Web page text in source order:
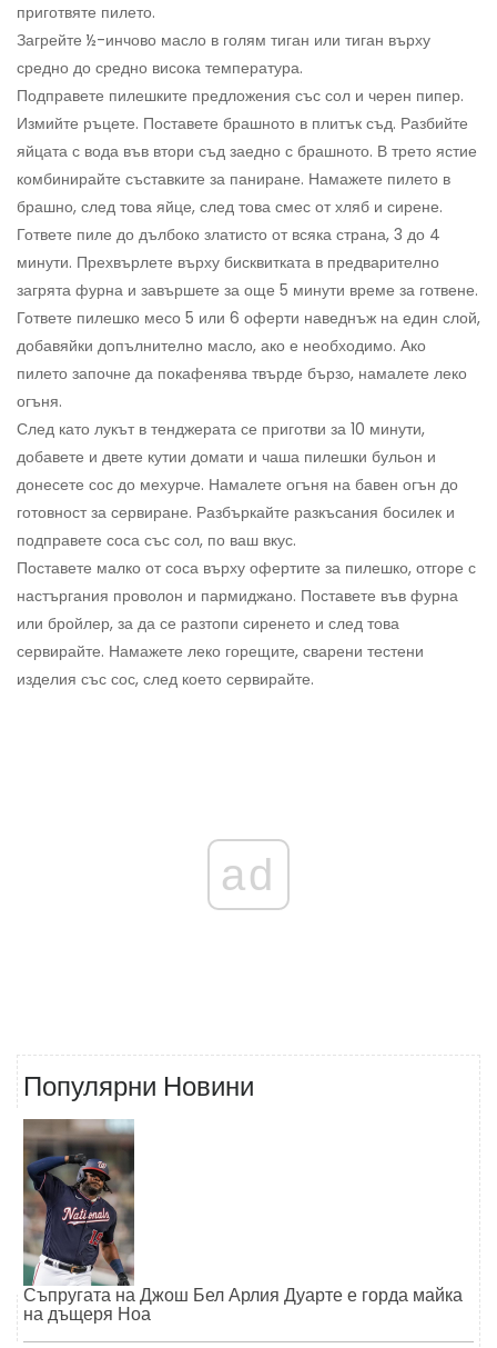
приготвяте пилето.
Загрейте ½-инчово масло в голям тиган или тиган върху
средно до средно висока температура.
Подправете пилешките предложения със сол и черен пипер.
Измийте ръцете. Поставете брашното в плитък съд. Разбийте
яйцата с вода във втори съд заедно с брашното. В трето ястие
комбинирайте съставките за паниране. Намажете пилето в
брашно, след това яйце, след това смес от хляб и сирене.
Гответе пиле до дълбоко златисто от всяка страна, 3 до 4
минути. Прехвърлете върху бисквитката в предварително
загрята фурна и завършете за още 5 минути време за готвене.
Гответе пилешко месо 5 или 6 оферти наведнъж на един слой,
добавяйки допълнително масло, ако е необходимо. Ако
пилето започне да покафенява твърде бързо, намалете леко
огъня.
След като лукът в тенджерата се приготви за 10 минути,
добавете и двете кутии домати и чаша пилешки бульон и
донесете сос до мехурче. Намалете огъня на бавен огън до
готовност за сервиране. Разбъркайте разкъсания босилек и
подправете соса със сол, по ваш вкус.
Поставете малко от соса върху офертите за пилешко, отгоре с
настъргания проволон и пармиджано. Поставете във фурна
или бройлер, за да се разтопи сиренето и след това
сервирайте. Намажете леко горещите, сварени тестени
изделия със сос, след което сервирайте.
ad
Популярни Новини
Съпругата на Джош Бел Арлия Дуарте е горда майка
на дъщеря Ноа